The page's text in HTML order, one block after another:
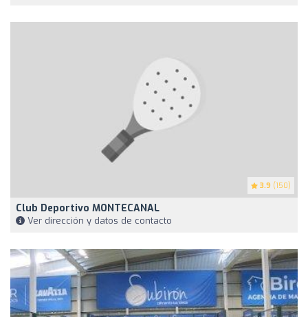
3.9 (150)
Club Deportivo MONTECANAL
Ver dirección y datos de contacto